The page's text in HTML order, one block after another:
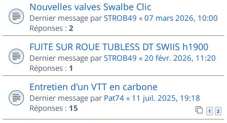
Nouvelles valves Swalbe Clic
Dernier message par STROB49 « 07 mars 2026, 10:00
Réponses : 2
FUITE SUR ROUE TUBLESS DT SWIIS h1900
Dernier message par STROB49 « 20 févr. 2026, 11:20
Réponses : 1
Entretien d'un VTT en carbone
Dernier message par Pat74 « 11 juil. 2025, 19:18
Réponses : 15 1 2